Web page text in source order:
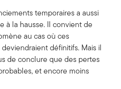
temporaires a aussi
à la hausse. Il convient de
au cas où ces
définitifs. Mais il
de conclure que des pertes
et encore moins